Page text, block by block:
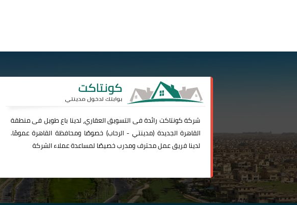
شركةكونتاكت رائدة فى التسويق العقاري، لدينا باع طويل فى منطقة
القاهرة الجديدة (مدينتي-الرحاب) خصوصًا ومحافظة القاهرة عمومًا.
لدينا فريق عمل محترف ومدرب خصيصًا لمساعدة عملاء الشركة